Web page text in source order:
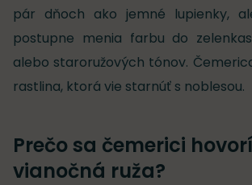
pár dňoch ako jemné lupienky,
postupne menia farbu do
alebo staroružových tónov.
rastlina, ktorá vie starnúť s noblesou.
Prečo sa čemerici hovorí
vianočná ruža?